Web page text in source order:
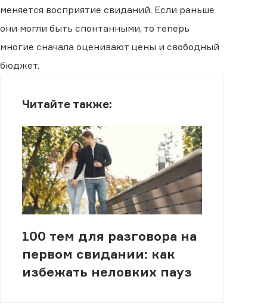
меняется восприятие свиданий. Если раньше
они могли быть спонтанными, то теперь
многие сначала оценивают цены и свободный
бюджет.
Читайте также:
100 тем для разговора на
первом свидании: как
избежать неловких пауз